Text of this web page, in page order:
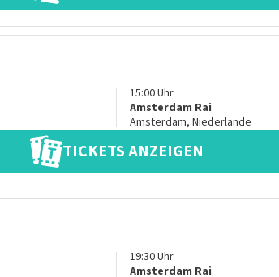
15:00Uhr
Amsterdam Rai
Amsterdam, Niederlande
TICKETS ANZEIGEN
19:30Uhr
Amsterdam Rai